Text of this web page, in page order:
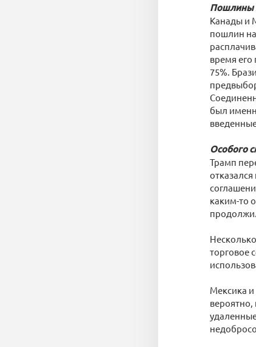
Пошлины
Канады и
пошлин
время его
75%.
был
Особого
Трамп
каким-то
торговое
Мексика